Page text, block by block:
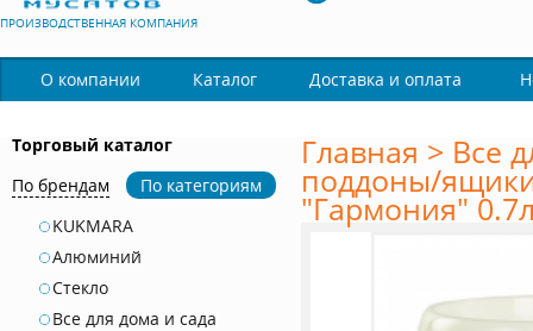
ПРОИЗВОДСТВЕННАЯ КОМПАНИЯ
О компании Каталог Доставка и оплата
Торговый каталог
По брендам
По категориям
KUKMARA
Алюминий
Стекло
Все для дома и сада
Главная > Все
поддоны/
"Гармония"